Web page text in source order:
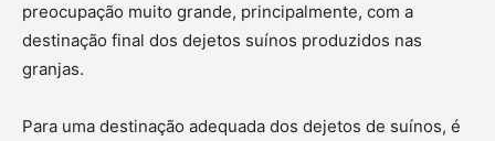
preocupação muito grande, principalmente, com a
destinação final dos dejetos suínos produzidos nas
granjas.
Para uma destinação adequada dos dejetos de suínos, é